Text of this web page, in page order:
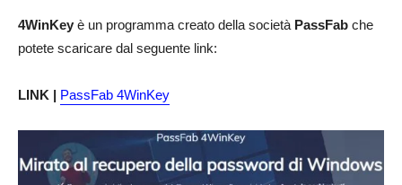
4WinKey è un programma creato della società PassFab che
potete scaricare dal seguente link:
LINK | PassFab 4WinKey